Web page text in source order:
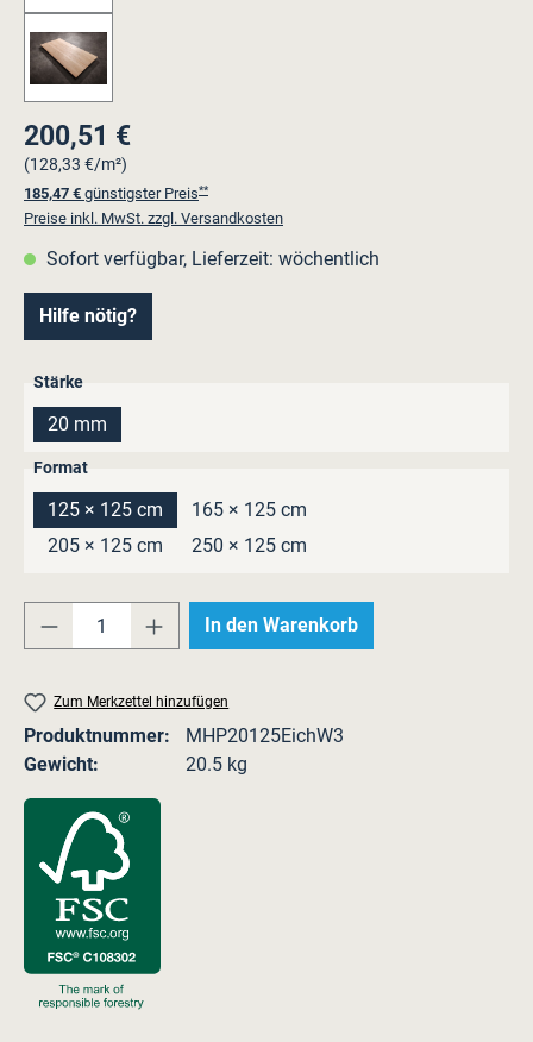
Regulärer Preis:
200,51 €
(128,33 €/m²)
185,47 € günstigster Preis**
Preise inkl. MwSt. zzgl. Versandkosten
Sofort verfügbar, Lieferzeit: wöchentlich
Hilfe nötig?
Stärkeauswählen
20 mm
Formatauswählen
125 × 125 cm
165 × 125 cm
205 × 125 cm
250 × 125 cm
Produkt Anzahl: Gib den gewünschten
In den Warenkorb
Zum Merkzettel hinzufügen
Produktnummer:
MHP20125EichW3
Gewicht:
20.5 kg